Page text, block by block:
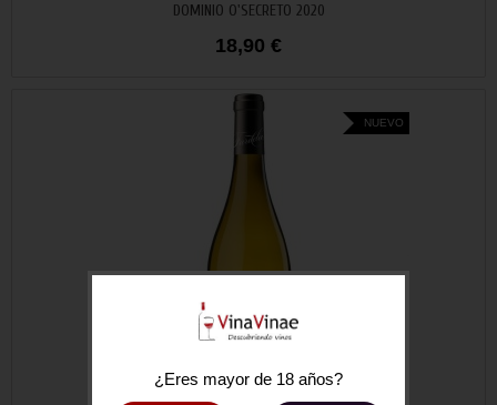
Añadir al carritoDOMINIO O'SECRETO 2020
18,90 €
NUEVO
¿Eres mayor de 18 años?